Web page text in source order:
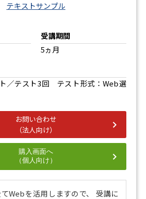
テキストサンプル
受講期間
5ヵ月
／テスト3回 テスト形式：Web選
お問い合わせ
（法人向け）
購入画面へ
（個人向け）
Webを活用しますので、 受講に